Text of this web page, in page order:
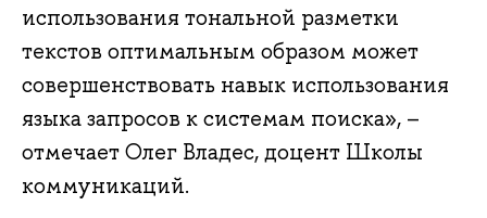
использования тональной разметки
текстов оптимальным образом может
совершенствовать навык использования
языка запросов к системам поиска», –
отмечает Олег Владес, доцент Школы
коммуникаций.